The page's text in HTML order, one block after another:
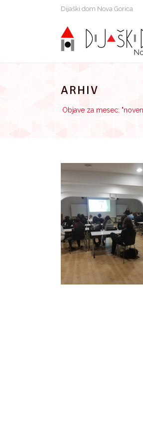
Dijaški dom Nova Gorica
ARHIV
Objave za mesec: